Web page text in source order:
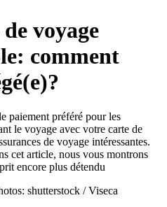
voyage
comment
paiement préféré pour les
le voyage avec votre carte de
de voyage intéressantes.
cet article, nous vous montrons
encore plus détendu
shutterstock / Viseca